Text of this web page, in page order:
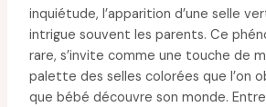
inquiétude, l’apparition d’une selle
intrigue souvent les parents. Ce
rare, s’invite comme une touche de
palette des selles colorées que l’on
que bébé découvre son monde.